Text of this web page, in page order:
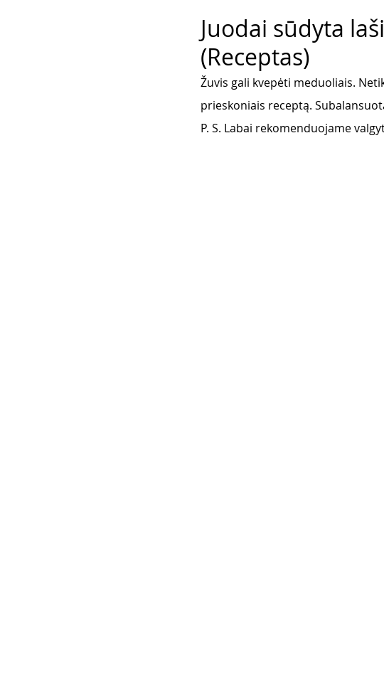
Juodai sūdyta
(Receptas)
Žuvis gali kvepėti meduoliais.
prieskoniais receptą.
P. S. Labai rekomenduojame